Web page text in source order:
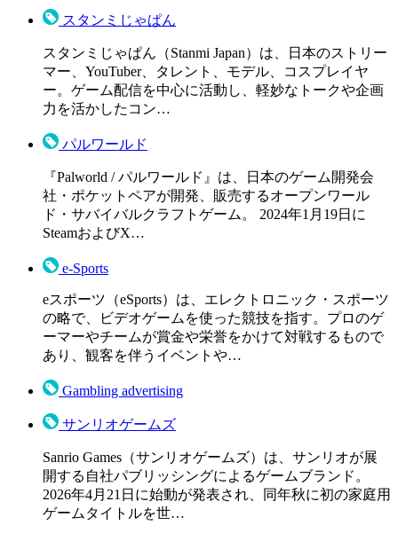
スタンミじゃぱん
スタンミじゃぱん（Stanmi Japan）は、日本のストリー
マー、YouTuber、タレント、モデル、コスプレイヤ
ー。ゲーム配信を中心に活動し、軽妙なトークや企画
力を活かしたコン…
パルワールド
『Palworld / パルワールド』は、日本のゲーム開発会
社・ポケットペアが開発、販売するオープンワール
ド・サバイバルクラフトゲーム。 2024年1月19日に
SteamおよびX…
e-Sports
eスポーツ（eSports）は、エレクトロニック・スポーツ
の略で、ビデオゲームを使った競技を指す。プロのゲ
ーマーやチームが賞金や栄誉をかけて対戦するもので
あり、観客を伴うイベントや…
Gambling advertising
サンリオゲームズ
Sanrio Games（サンリオゲームズ）は、サンリオが展
開する自社パブリッシングによるゲームブランド。
2026年4月21日に始動が発表され、同年秋に初の家庭用
ゲームタイトルを世…